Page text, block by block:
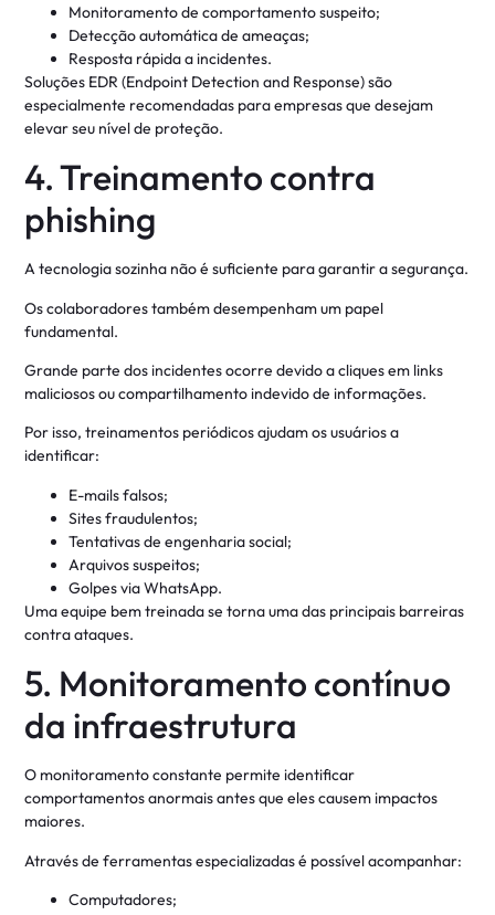
Monitoramento de comportamento suspeito;
Detecção automática de ameaças;
Resposta rápida a incidentes.
Soluções EDR (Endpoint Detection and Response) são
especialmente recomendadas para empresas que desejam
elevar seu nível de proteção.
4. Treinamento contra
phishing
A tecnologia sozinha não é suficiente para garantir a segurança.
Os colaboradores também desempenham um papel
fundamental.
Grande parte dos incidentes ocorre devido a cliques em links
maliciosos ou compartilhamento indevido de informações.
Por isso, treinamentos periódicos ajudam os usuários a
identificar:
E-mails falsos;
Sites fraudulentos;
Tentativas de engenharia social;
Arquivos suspeitos;
Golpes via WhatsApp.
Uma equipe bem treinada se torna uma das principais barreiras
contra ataques.
5. Monitoramento contínuo
da infraestrutura
O monitoramento constante permite identificar
comportamentos anormais antes que eles causem impactos
maiores.
Através de ferramentas especializadas é possível acompanhar:
Computadores;